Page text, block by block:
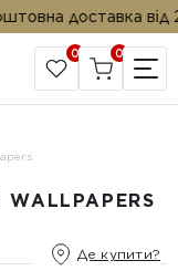
доставка від 25
0 0
Де купити?